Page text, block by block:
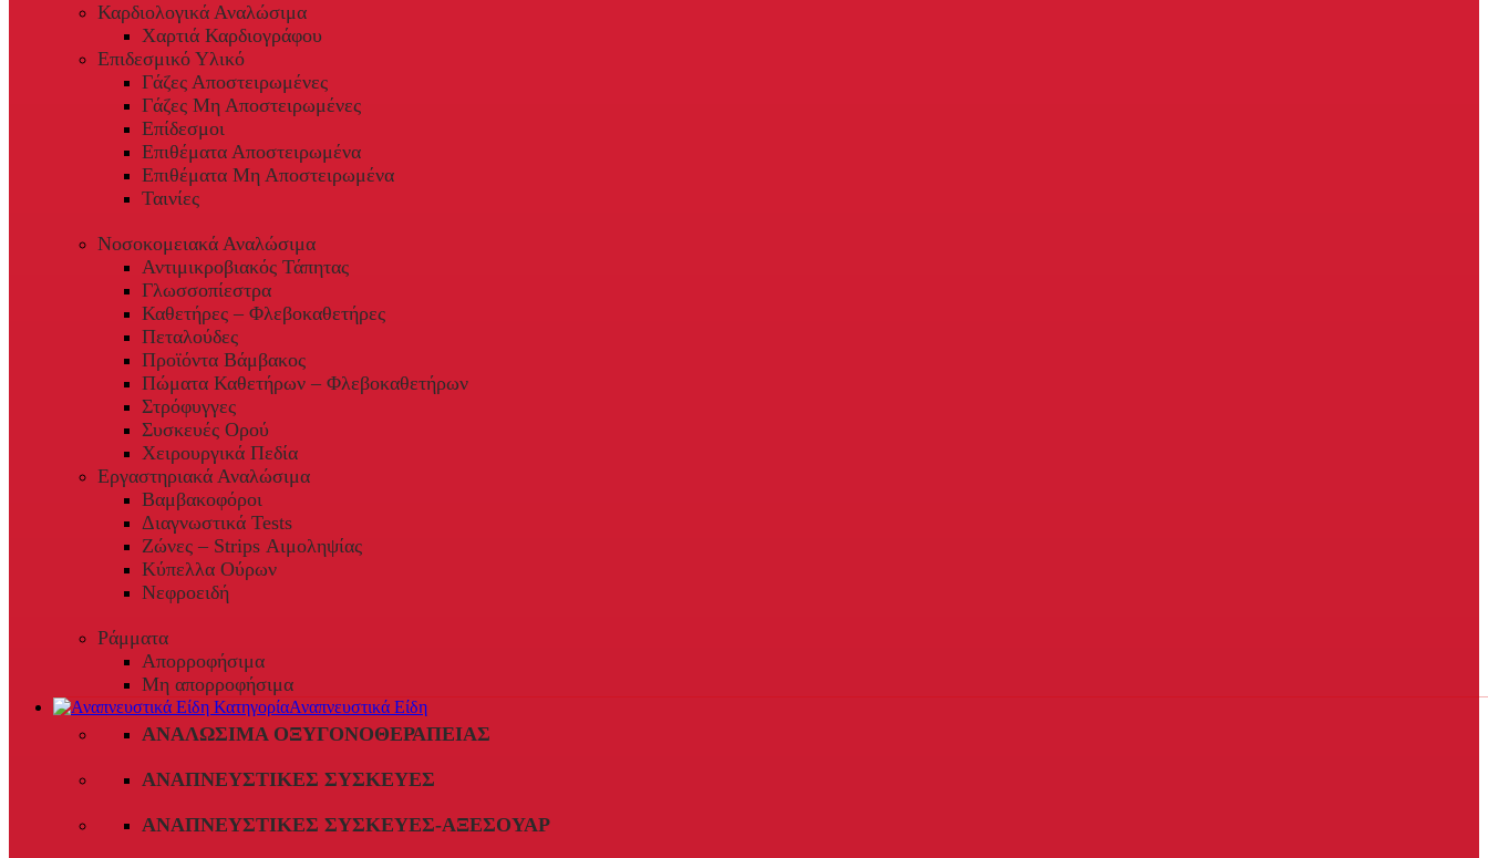
Καρδιολογικά Αναλώσιμα
Χαρτιά Καρδιογράφου
Επιδεσμικό Υλικό
Γάζες Αποστειρωμένες
Γάζες Μη Αποστειρωμένες
Επίδεσμοι
Επιθέματα Αποστειρωμένα
Επιθέματα Μη Αποστειρωμένα
Ταινίες
Νοσοκομειακά Αναλώσιμα
Αντιμικροβιακός Τάπητας
Γλωσσοπίεστρα
Καθετήρες – Φλεβοκαθετήρες
Πεταλούδες
Προϊόντα Βάμβακος
Πώματα Καθετήρων – Φλεβοκαθετήρων
Στρόφυγγες
Συσκευές Ορού
Χειρουργικά Πεδία
Εργαστηριακά Αναλώσιμα
Βαμβακοφόροι
Διαγνωστικά Tests
Ζώνες – Strips Αιμοληψίας
Κύπελλα Ούρων
Νεφροειδή
Ράμματα
Απορροφήσιμα
Μη απορροφήσιμα
Αναπνευστικά Είδη
ΑΝΑΛΏΣΙΜΑ ΟΞΥΓΟΝΟΘΕΡΑΠΕΊΑΣ
ΑΝΑΠΝΕΥΣΤΙΚΈΣ ΣΥΣΚΕΥΈΣ
ΑΝΑΠΝΕΥΣΤΙΚΈΣ ΣΥΣΚΕΥΈΣ-ΑΞΕΣΟΥΆΡ